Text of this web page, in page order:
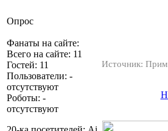
Опрос
Фанаты на сайте:
Всего на сайте: 11
Гостей: 11
Пользователи: -
отсутствуют
Роботы: -
отсутствуют
Источник: